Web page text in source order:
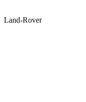
Land-Rover